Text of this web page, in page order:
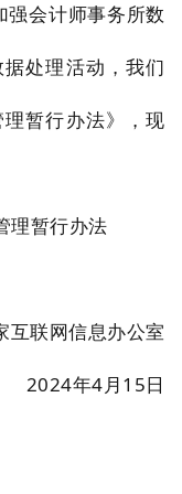
会计师事务所数
处理活动，我们
暂行办法》，现
理暂行办法
联网信息办公室
2024年4月15日